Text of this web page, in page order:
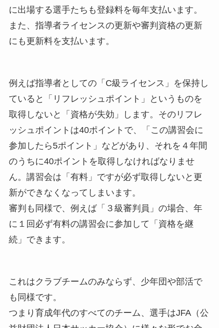
に出場する選手たちも登録料を毎年支払います。
また、指導者ライセンスの更新や審判資格の更新
にも更新料を支払います。
例えば指導者としての「C級ライセンス」を保持し
ていると「リフレッシュポイント」というものを
取得しないと「資格が失効」します。そのリフレ
ッシュポイントは40ポイントで、「この講習会に
参加したら5ポイント」などがあり、それを４年間
のうちに40ポイントを取得しなければなりませ
ん。講習会は「有料」ですが必ず取得しないと更
新ができなくなってしまいます。
審判も同様で、例えば「３級審判員」の場合、年
に１回必ず有料の講習会に参加して「資格を継
続」できます。
これはクラブチームのみならず、少年団や部活で
も同様です。
つまり育成年代のすべてのチーム、選手はJFA（公